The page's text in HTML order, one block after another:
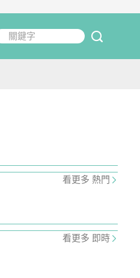
關鍵字
看更多 熱門
看更多 即時